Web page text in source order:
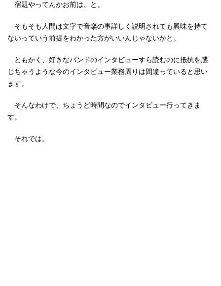
宿題やってんかお前は、と。
そもそも人間は文字で音楽の事詳しく説明されても興味を持て
ないっていう前提をわかった方がいいんじゃないかと。
ともかく、好きなバンドのインタビューすら読むのに抵抗を感
じちゃうような今のインタビュー業務周りは間違っていると思い
ます。
そんなわけで、ちょうど時間なのでインタビュー行ってきま
す。
それでは。